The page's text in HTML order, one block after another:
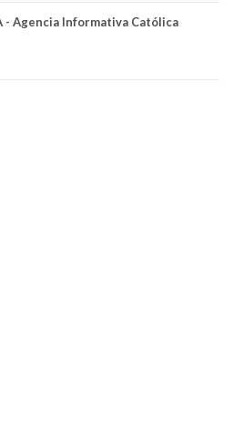
- Agencia Informativa Católica